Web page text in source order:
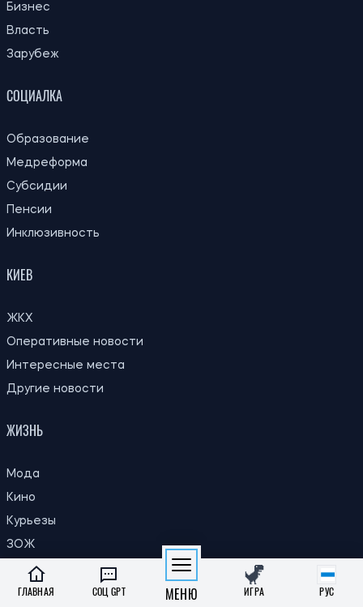
Бизнес
Власть
Зарубеж
СОЦИАЛКА
Образование
Медреформа
Субсидии
Пенсии
Инклюзивность
КИЕВ
ЖКХ
Оперативные новости
Интересные места
Другие новости
ЖИЗНЬ
Мода
Кино
Курьезы
ЗОЖ
Путешествия
ГЛАВНАЯ СОЦ GPT МЕНЮ ИГРА РУС